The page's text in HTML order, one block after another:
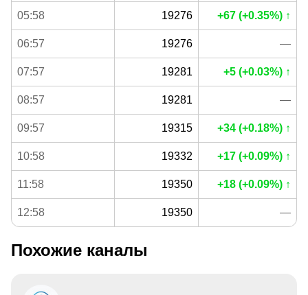
05:58 19276 +67 (+0.35%) ↑
06:57 19276 —
07:57 19281 +5 (+0.03%) ↑
08:57 19281 —
09:57 19315 +34 (+0.18%) ↑
10:58 19332 +17 (+0.09%) ↑
11:58 19350 +18 (+0.09%) ↑
12:58 19350 —
Похожие каналы